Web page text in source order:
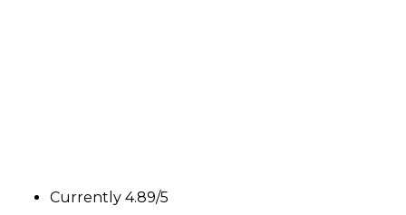
Currently 4.89/5